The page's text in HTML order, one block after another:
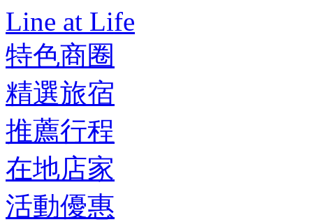
Line at Life
特色商圈
精選旅宿
推薦行程
在地店家
活動優惠